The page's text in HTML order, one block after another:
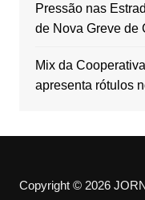
Pressão nas
de Nova Greve de
Mix da
apresenta rótulos
Copyright © 2026